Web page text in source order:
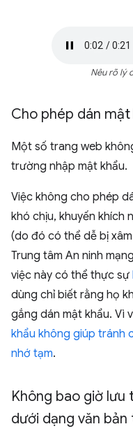
Nêu rõ lý
Cho phép dán mật
Một số trang web
trường nhập mật khẩu.
Việc không cho phép
khó chịu, khuyến khích
(do đó có thể dễ bị
Trung tâm An ninh
việc này có thể thực sự
dùng chỉ biết rằng họ
gắng dán mật khẩu. Vì
khẩu không giúp tránh
nhớ tạm.
Không bao giờ
dưới dạng văn bản